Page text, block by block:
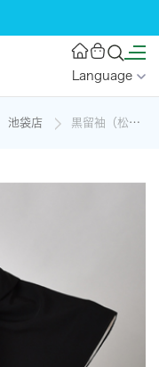
Language
池袋店 黒留袖（松に吉祥文様）の着物レンタル